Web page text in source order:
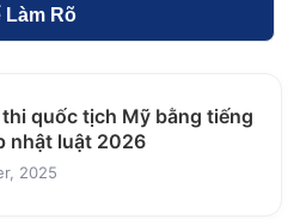
Làm Rõ
quốc tịch Mỹ bằng tiếng
nhật luật 2026
2025